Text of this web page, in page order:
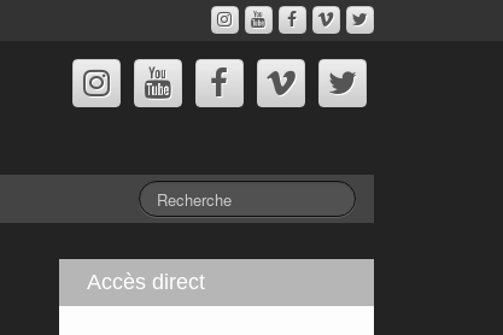
Accès direct